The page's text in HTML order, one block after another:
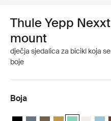
Thule Yepp
mount
dječja sjedalica za bicikl koja
boje
Boja
Thule Yepp Nexxt 2 Ponoćno
Thule Yepp Nexxt 2 Tamno
Thule Yepp Nexxt 2
Thule Yepp Nexxt
Thule Yepp
Thule